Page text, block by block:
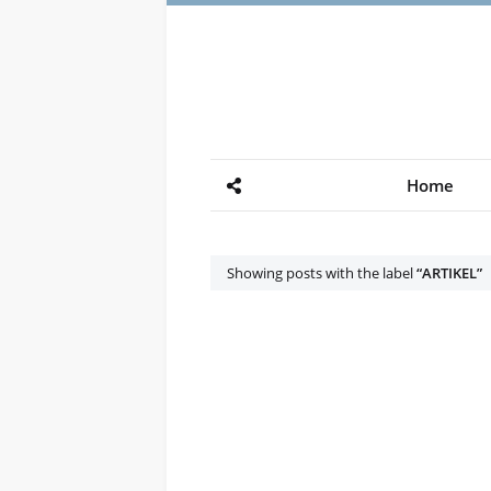
Home
Showing posts with the label ARTIKEL